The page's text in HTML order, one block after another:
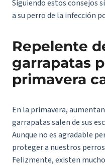
Siguiendo estos consejos
a su perro de la infección
Repelente
garrapatas
primavera
En la primavera,
garrapatas salen de sus
Aunque no es agradable
proteger a nuestros
Felizmente, existen